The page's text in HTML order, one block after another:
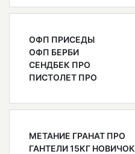
ОФП ПРИСЕДЫ
ОФП БЕРБИ
СЕНДБЕК ПРО
ПИСТОЛЕТ ПРО
МЕТАНИЕ ГРАНАТ ПРО
ГАНТЕЛИ 15КГ НОВИЧОК